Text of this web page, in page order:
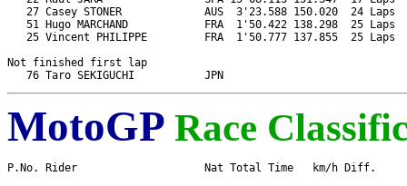
27 Casey STONER             AUS  3'23.588 150.020  24 Laps
51 Hugo MARCHAND            FRA  1'50.422 138.298  25 Laps
25 Vincent PHILIPPE         FRA  1'50.777 137.855  25 Laps
Not finished first lap
MotoGP Race
P.No. Rider                    Nat Total Time   km/h Diff.